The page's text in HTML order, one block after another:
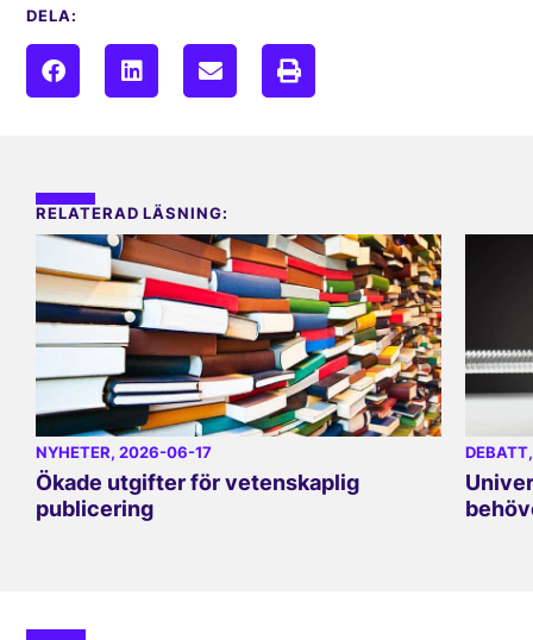
DELA:
RELATERAD LÄSNING:
NYHETER, 2026-06-17
Ökade utgifter för vetenskaplig
publicering
DEBATT